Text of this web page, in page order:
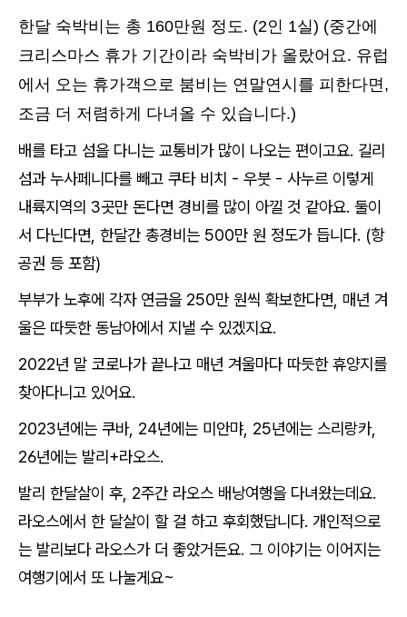
한달 숙박비는 총 160만원 정도. (2인 1실) (중간에
크리스마스 휴가 기간이라 숙박비가 올랐어요. 유럽
에서 오는 휴가객으로 붐비는 연말연시를 피한다면,
조금 더 저렴하게 다녀올 수 있습니다.)
배를 타고 섬을 다니는 교통비가 많이 나오는 편이고요. 길리
섬과 누사페니다를 빼고 쿠타 비치 - 우붓 - 사누르 이렇게
내륙지역의 3곳만 돈다면 경비를 많이 아낄 것 같아요. 둘이
서 다닌다면, 한달간 총경비는 500만 원 정도가 듭니다. (항
공권 등 포함)
부부가 노후에 각자 연금을 250만 원씩 확보한다면, 매년 겨
울은 따듯한 동남아에서 지낼 수 있겠지요.
2022년 말 코로나가 끝나고 매년 겨울마다 따듯한 휴양지를
찾아다니고 있어요.
2023년에는 쿠바, 24년에는 미안먀, 25년에는 스리랑카,
26년에는 발리+라오스.
발리 한달살이 후, 2주간 라오스 배낭여행을 다녀왔는데요.
라오스에서 한 달살이 할 걸 하고 후회했답니다. 개인적으로
는 발리보다 라오스가 더 좋았거든요. 그 이야기는 이어지는
여행기에서 또 나눌게요~